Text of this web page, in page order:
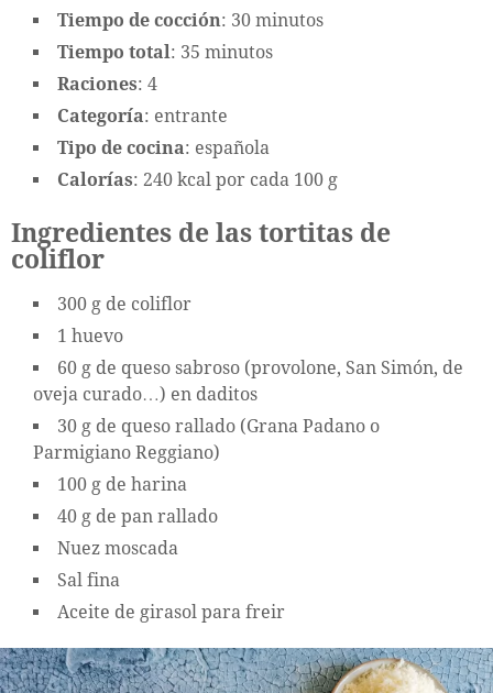
Tiempo de cocción: 30 minutos
Tiempo total: 35 minutos
Raciones: 4
Categoría: entrante
Tipo de cocina: española
Calorías: 240 kcal por cada 100 g
Ingredientes de las tortitas de
coliflor
300 g de coliflor
1 huevo
60 g de queso sabroso (provolone, San Simón, de
oveja curado…) en daditos
30 g de queso rallado (Grana Padano o
Parmigiano Reggiano)
100 g de harina
40 g de pan rallado
Nuez moscada
Sal fina
Aceite de girasol para freir